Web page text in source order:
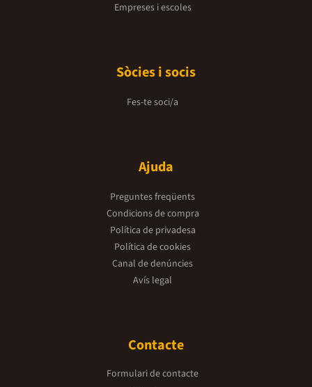
Empreses i escoles
Sòcies i socis
Fes-te soci/a
Ajuda
Preguntes freqüents
Condicions de compra
Política de privadesa
Política de cookies
Canal de denúncies
Avís legal
Contacte
Formulari de contacte